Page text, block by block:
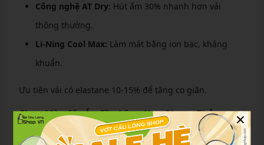
Công nghệ AT Dry: Hút ẩm 30% nhanh hơn vải
thông thường.
Li-Ning Cool Max: Làm mát bằng ion bạc, kháng
khuẩn.
Ưu tiên vải có elastane 10-15% để tăng co giãn.
Chọn Màu Sắc Áo Cầu Lông Hợp Phong Thủy
Màu sắc không chỉ thẩm mỹ mà còn ảnh hưởng phong
×